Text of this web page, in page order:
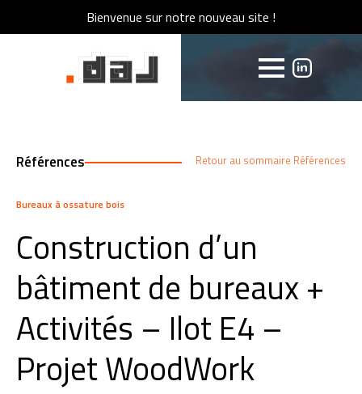
Bienvenue sur notre nouveau site !
Bienvenue sur notre nouveau site !
Références Retour au sommaire Références
Bureaux à ossature bois
Construction d’un
bâtiment de bureaux +
Activités – Ilot E4 –
Projet WoodWork